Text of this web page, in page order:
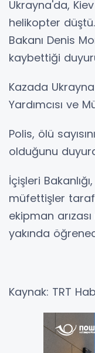
Ukrayna'da,
helikopter
Bakanı Denis
kaybettiği
Kazada
Yardımcısı ve
Polis, ölü
olduğunu
İçişleri
müfettişler
ekipman
yakında
Kaynak: TRT